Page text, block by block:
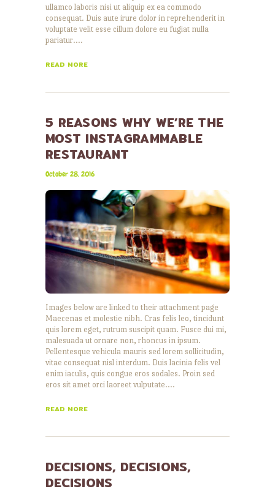
ullamco laboris nisi ut aliquip ex ea commodo
consequat. Duis aute irure dolor in reprehenderit in
voluptate velit esse cillum dolore eu fugiat nulla
pariatur.…
READ MORE
5 REASONS WHY WE’RE THE
MOST INSTAGRAMMABLE
RESTAURANT
October 28, 2016
Images below are linked to their attachment page
Maecenas et molestie nibh. Cras felis leo, tincidunt
quis lorem eget, rutrum suscipit quam. Fusce dui mi,
malesuada ut ornare non, rhoncus in ipsum.
Pellentesque vehicula mauris sed lorem sollicitudin,
vitae consequat nisl interdum. Duis lacinia felis vel
enim iaculis, quis congue eros sodales. Proin sed
eros sit amet orci laoreet vulputate.…
READ MORE
DECISIONS, DECISIONS,
DECISIONS